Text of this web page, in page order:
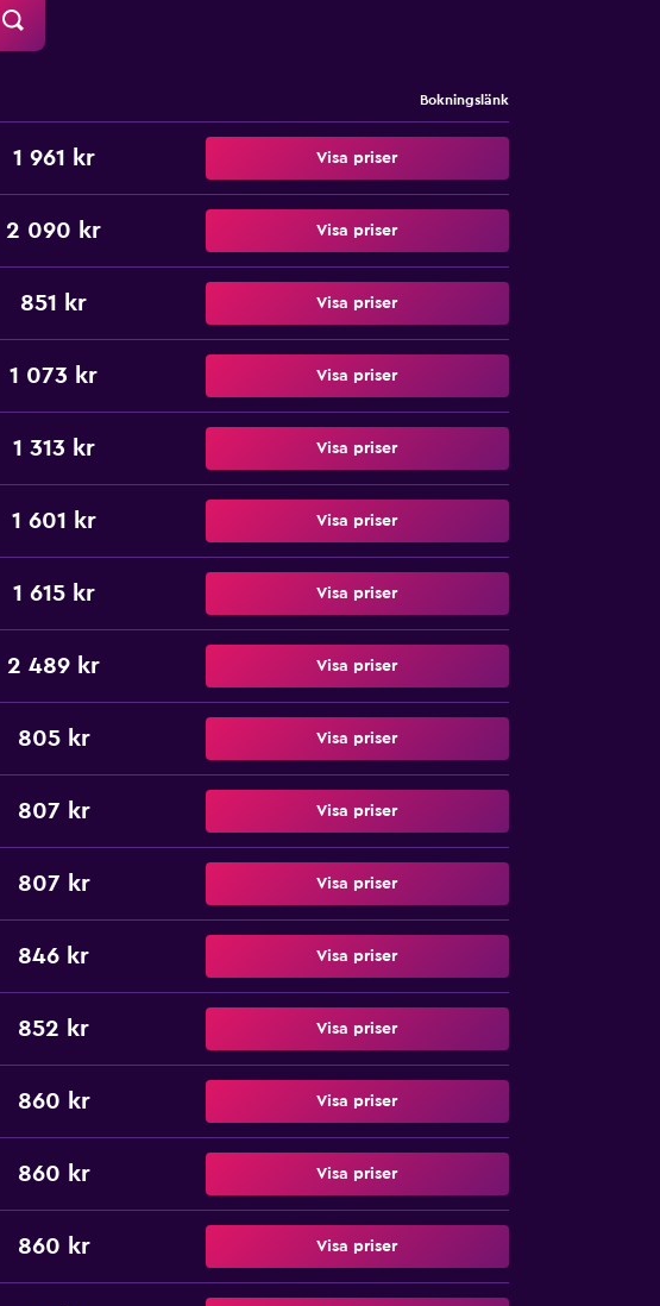
Bokningslänk
1 961 kr Visa priser
2 090 kr Visa priser
851 kr Visa priser
1 073 kr Visa priser
1 313 kr Visa priser
1 601 kr Visa priser
1 615 kr Visa priser
2 489 kr Visa priser
805 kr Visa priser
807 kr Visa priser
807 kr Visa priser
846 kr Visa priser
852 kr Visa priser
860 kr Visa priser
860 kr Visa priser
860 kr Visa priser